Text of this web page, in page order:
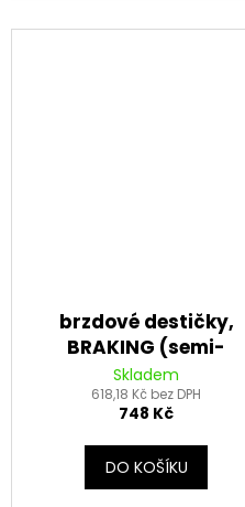
brzdové destičky,
BRAKING (semi-
metalická směs SM1) 2
ks v balení
Skladem
618,18 Kč bez DPH
748 Kč
DO KOŠÍKU